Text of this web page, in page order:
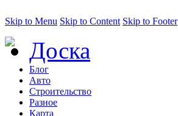
Skip to Menu Skip to Content Skip to Footer
Доска
Блог
Авто
Строительство
Разное
Карта